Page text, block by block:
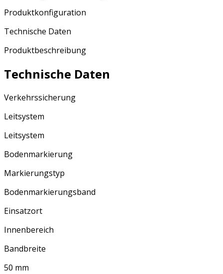
Produktkonfiguration
Technische Daten
Produktbeschreibung
Technische Daten
Verkehrssicherung
Leitsystem
Leitsystem
Bodenmarkierung
Markierungstyp
Bodenmarkierungsband
Einsatzort
Innenbereich
Bandbreite
50 mm